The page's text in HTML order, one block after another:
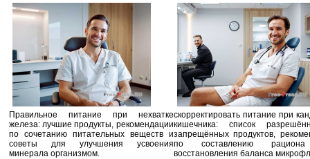
Правильное питание при нехватке
железа: лучшие продукты, рекомендации
по сочетанию питательных веществ и
советы для улучшения усвоения
минерала организмом.
скорректировать питание при
кишечника: список
запрещённых продуктов,
по составлению
восстановления баланса